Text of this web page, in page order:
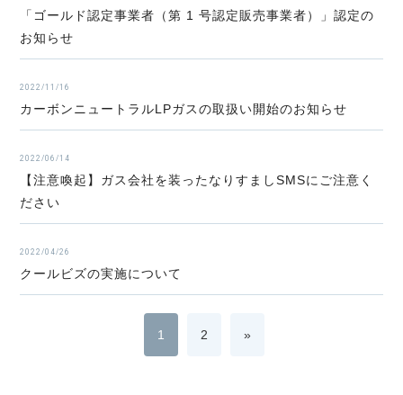
「ゴールド認定事業者（第 1 号認定販売事業者）」認定の
お知らせ
2022/11/16
カーボンニュートラルLPガスの取扱い開始のお知らせ
2022/06/14
【注意喚起】ガス会社を装ったなりすましSMSにご注意く
ださい
2022/04/26
クールビズの実施について
1 2 »